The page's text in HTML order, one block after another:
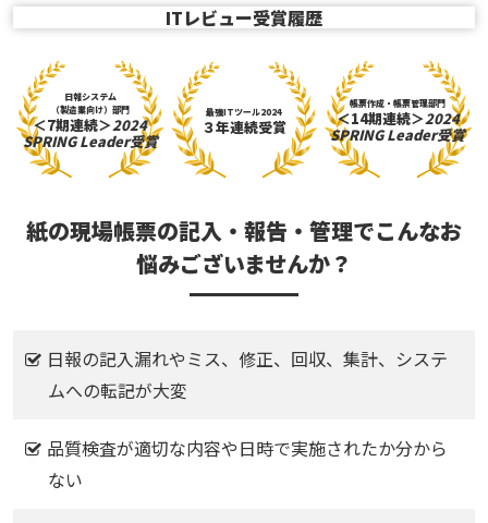
ITレビュー受賞履歴
日報システム
（製造業向け）部門
＜7期連続＞2024
SPRING Leader受賞
最強ITツール2024
３年連続受賞
帳票作成・帳票管理部門
＜14期連続＞2024
SPRING Leader受賞
紙の現場帳票の記入・報告・管理でこんなお
悩みございませんか？
日報の記入漏れやミス、修正、回収、集計、システ
ムへの転記が大変
品質検査が適切な内容や日時で実施されたか分から
ない